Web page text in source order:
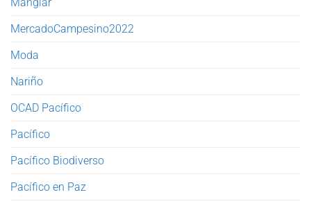
Manglar
MercadoCampesino2022
Moda
Nariño
OCAD Pacífico
Pacífico
Pacífico Biodiverso
Pacífico en Paz